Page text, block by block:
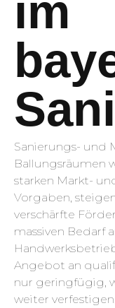
im
Sanierungs- und
Ballungsräumen
starken Markt-
Vorgaben,
verschärfte
massiven Bedarf
Angebot an
nur geringfügig,
weiter verfestigen.